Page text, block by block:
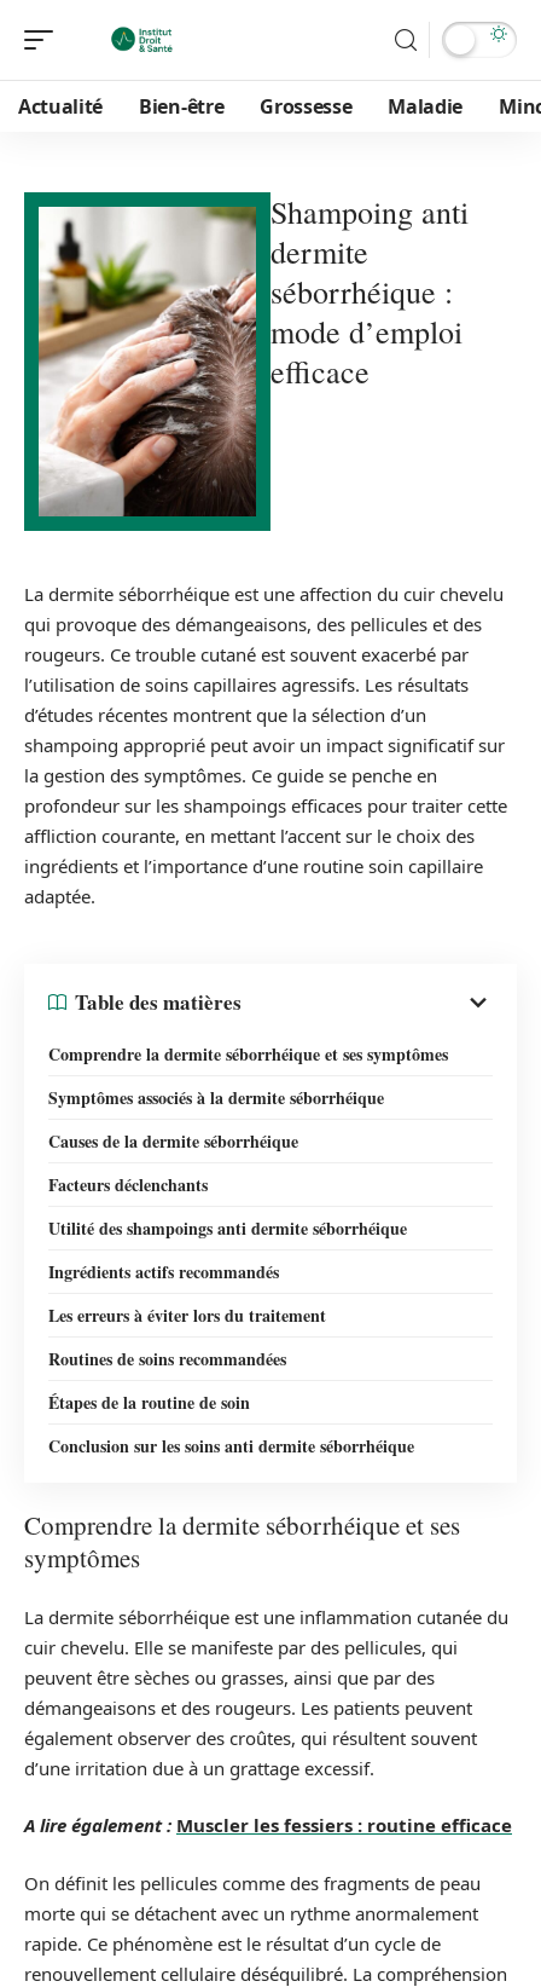
Actualité Bien-être Grossesse Maladie
Shampoing anti
dermite
séborrhéique :
mode d’emploi
efficace
La dermite séborrhéique est une affection du cuir chevelu
qui provoque des démangeaisons, des pellicules et des
rougeurs. Ce trouble cutané est souvent exacerbé par
l’utilisation de soins capillaires agressifs. Les résultats
d’études récentes montrent que la sélection d’un
shampoing approprié peut avoir un impact significatif sur
la gestion des symptômes. Ce guide se penche en
profondeur sur les shampoings efficaces pour traiter cette
affliction courante, en mettant l’accent sur le choix des
ingrédients et l’importance d’une routine soin capillaire
adaptée.
Table des matières
Comprendre la dermite séborrhéique et ses symptômes
Symptômes associés à la dermite séborrhéique
Causes de la dermite séborrhéique
Facteurs déclenchants
Utilité des shampoings anti dermite séborrhéique
Ingrédients actifs recommandés
Les erreurs à éviter lors du traitement
Routines de soins recommandées
Étapes de la routine de soin
Conclusion sur les soins anti dermite séborrhéique
Comprendre la dermite séborrhéique et ses
symptômes
La dermite séborrhéique est une inflammation cutanée du
cuir chevelu. Elle se manifeste par des pellicules, qui
peuvent être sèches ou grasses, ainsi que par des
démangeaisons et des rougeurs. Les patients peuvent
également observer des croûtes, qui résultent souvent
d’une irritation due à un grattage excessif.
A lire également : Muscler les fessiers : routine efficace
On définit les pellicules comme des fragments de peau
morte qui se détachent avec un rythme anormalement
rapide. Ce phénomène est le résultat d’un cycle de
renouvellement cellulaire déséquilibré. La compréhension